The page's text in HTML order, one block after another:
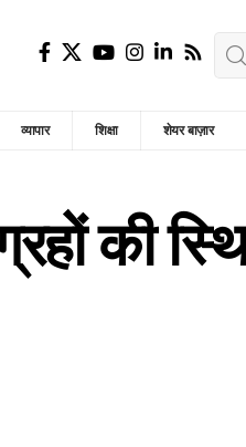
व्यापार शिक्षा शेयर बाज़ार
ग्रहों की